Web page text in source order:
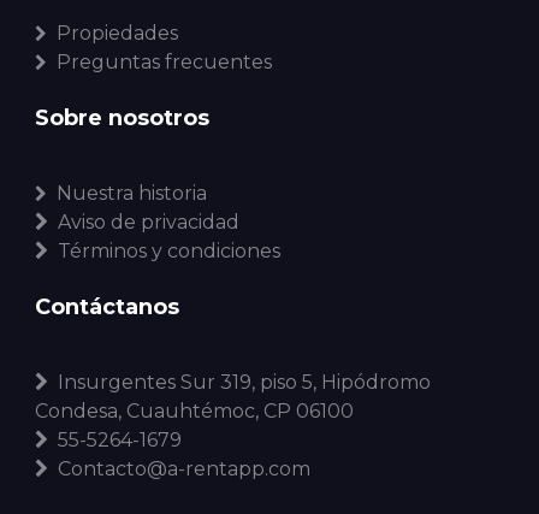
Propiedades
Preguntas frecuentes
Sobre nosotros
Nuestra historia
Aviso de privacidad
Términos y condiciones
Contáctanos
Insurgentes Sur 319, piso 5, Hipódromo
Condesa, Cuauhtémoc, CP 06100
55-5264-1679
Contacto@a-rentapp.com